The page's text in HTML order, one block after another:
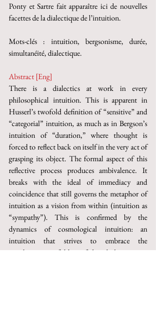
Ponty et Sartre fait apparaître ici de nouvelles
facettes de la dialectique de l’intuition.
Mots-clés : intuition, bergsonisme, durée,
simultanéité, dialectique.
Abstract [Eng]
There is a dialectics at work in every
philosophical intuition. This is apparent in
Husserl’s twofold definition of “sensitive” and
“categorial” intuition, as much as in Bergson’s
intuition of “duration,” where thought is
forced to reflect back on itself in the very act of
grasping its object. The formal aspect of this
reflective process produces ambivalence. It
breaks with the ideal of immediacy and
coincidence that still governs the metaphor of
intuition as a vision from within (intuition as
“sympathy”). This is confirmed by the
dynamics of cosmological intuition: an
intuition that strives to embrace the
simultaneous unfolding of the whole universe,